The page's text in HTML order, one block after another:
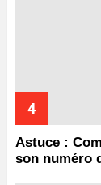
Astuce :
son numéro